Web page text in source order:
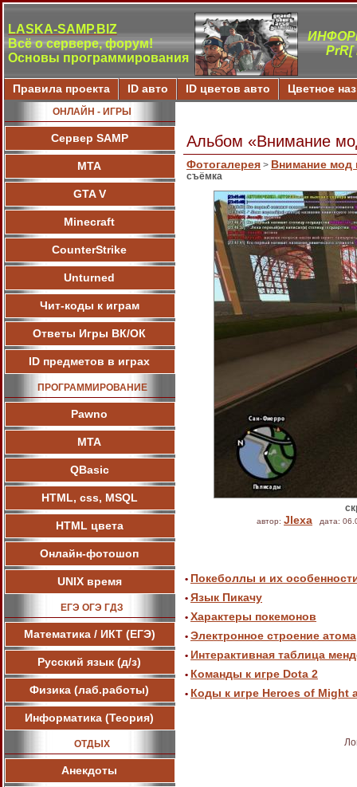
LASKA-SAMP.BIZ
Всё о сервере, форум!
Основы программирования
PrR[
Правила проекта ID авто ID цветов авто Цветное
ОНЛАЙН - ИГРЫ
Сервер SAMP
МТА
GTA V
Minecraft
CounterStrike
Unturned
Чит-коды к играм
Ответы Игры ВК/ОК
ID предметов в играх
ПРОГРАММИРОВАНИЕ
Pawnо
МТА
QBasic
HTML, css, MSQL
HTML цвета
Онлайн-фотошоп
UNIX время
ЕГЭ ОГЭ ГДЗ
Математика / ИКТ (ЕГЭ)
Русский язык (д/з)
Физика (лаб.работы)
Информатика (Теория)
ОТДЫХ
Анекдоты
Альбом «Внимание
Фотогалерея > Внимание мод
съёмка
автор: Jlexa дата:
• Покеболлы и их
• Язык Пикачу
• Характеры покемонов
• Электронное строение атома
• Интерактивная таблица
• Команды к игре Dota 2
• Коды к игре Heroes of Might